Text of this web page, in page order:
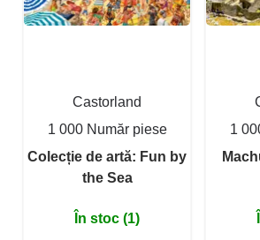
Castorland
1 000 Număr piese
Colecție de artă: Fun by
the Sea
În stoc (1)
1